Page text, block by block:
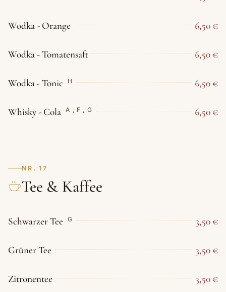
Wodka - Orange 6,50 €
Wodka - Tomatensaft 6,50 €
Wodka - Tonic H 6,50 €
Whisky - Cola A , F , G 6,50 €
NR. 17
Tee & Kaffee
Schwarzer Tee G 3,50 €
Grüner Tee 3,50 €
Zitronentee 3,50 €